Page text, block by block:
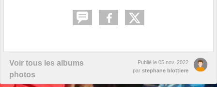
Voir tous les albums
photos
Publié le 05 nov. 2022
par stephane blottiere